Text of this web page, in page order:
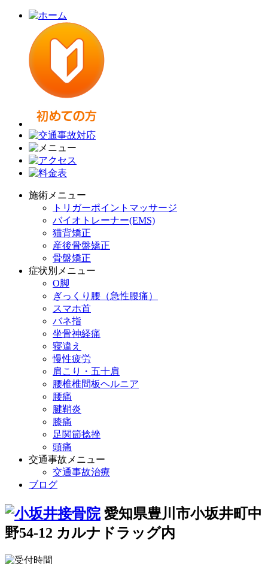
施術メニュー
トリガーポイントマッサージ
バイオトレーナー(EMS)
猫背矯正
産後骨盤矯正
骨盤矯正
症状別メニュー
O脚
ぎっくり腰（急性腰痛）
スマホ首
バネ指
坐骨神経痛
寝違え
慢性疲労
肩こり・五十肩
腰椎椎間板ヘルニア
腰痛
腱鞘炎
膝痛
足関節捻挫
頭痛
交通事故メニュー
交通事故治療
ブログ
愛知県豊川市小坂井町中
野54-12 カルナドラッグ内